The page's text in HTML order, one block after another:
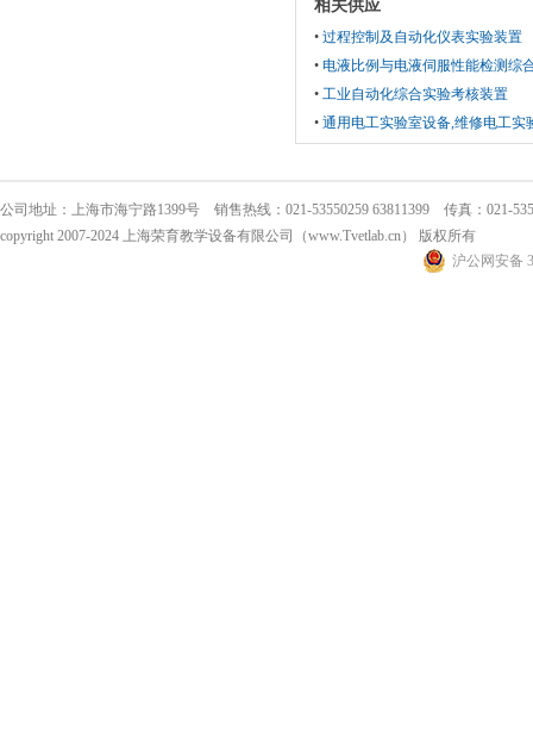
相关供应
• 过程控制及自动化仪表实验装置
• 电液比例与电液伺服性能检测综
• 工业自动化综合实验考核装置
• 通用电工实验室设备,维修电工实
公司地址：上海市海宁路1399号 销售热线：021-53550259 63811399 传真：021-
copyright 2007-2024 上海荣育教学设备有限公司（www.Tvetlab.cn） 版权所有
沪公网安备